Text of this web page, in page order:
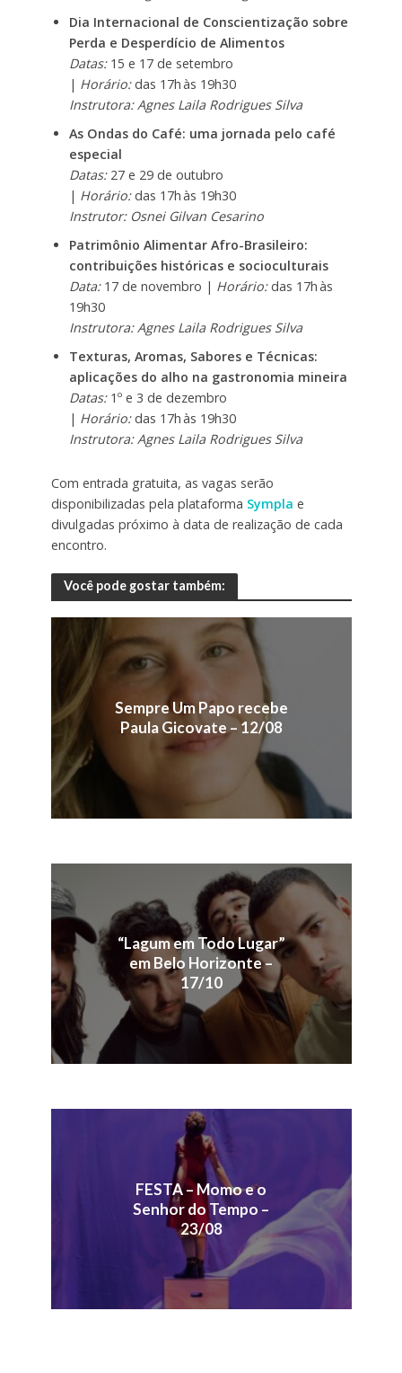
Dia Internacional de Conscientização sobre
Perda e Desperdício de Alimentos
Datas:15 e 17 de setembro
| Horário:das 17h às 19h30
Instrutora: Agnes Laila Rodrigues Silva
As Ondas do Café: uma jornada pelo café
especial
Datas:27 e 29 de outubro
| Horário:das 17h às 19h30
Instrutor: Osnei Gilvan Cesarino
Patrimônio Alimentar Afro-Brasileiro:
contribuições históricas e socioculturais
Data:17 de novembro | Horário:das 17h às
19h30
Instrutora: Agnes Laila Rodrigues Silva
Texturas, Aromas, Sabores e Técnicas:
aplicações do alho na gastronomia mineira
Datas:1º e 3 de dezembro
| Horário:das 17h às 19h30
Instrutora: Agnes Laila Rodrigues Silva
Com entrada gratuita, as vagas serão
disponibilizadas pela plataforma Sympla e
divulgadas próximo à data de realização de cada
encontro.
Você pode gostar também:
Sempre Um Papo recebe
Paula Gicovate – 12/08
“Lagum em Todo Lugar”
em Belo Horizonte –
17/10
FESTA – Momo e o
Senhor do Tempo –
23/08